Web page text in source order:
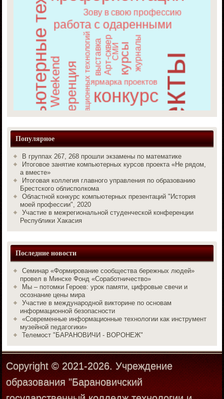
Популярное
В группах 267, 268 прошли экзамены по математике
Итоговое занятие компьютерных курсов проекта «Не рядом,
а вместе»
Итоговая коллегия главного управления по образованию
Брестского облисполкома
Областной конкурс компьютерных презентаций "История
моей профессии", 2020
Участие в межрегиональной студенческой конференции
Республики Хакасия
Последние новости
Семинар «Формирование сообщества бережных людей»
провел в Минске Фонд «Соработничество»
Мы – потомки Героев: урок памяти, цифровые свечи и
осознание цены мира
Участие в международной викторине по основам
информационной безопасности
«Современные информационные технологии как инструмент
музейной педагогики»
Телемост "БАРАНОВИЧИ - ВОРОНЕЖ"
Copyright © 2021-2026. Учреждение
образования "Барановичский